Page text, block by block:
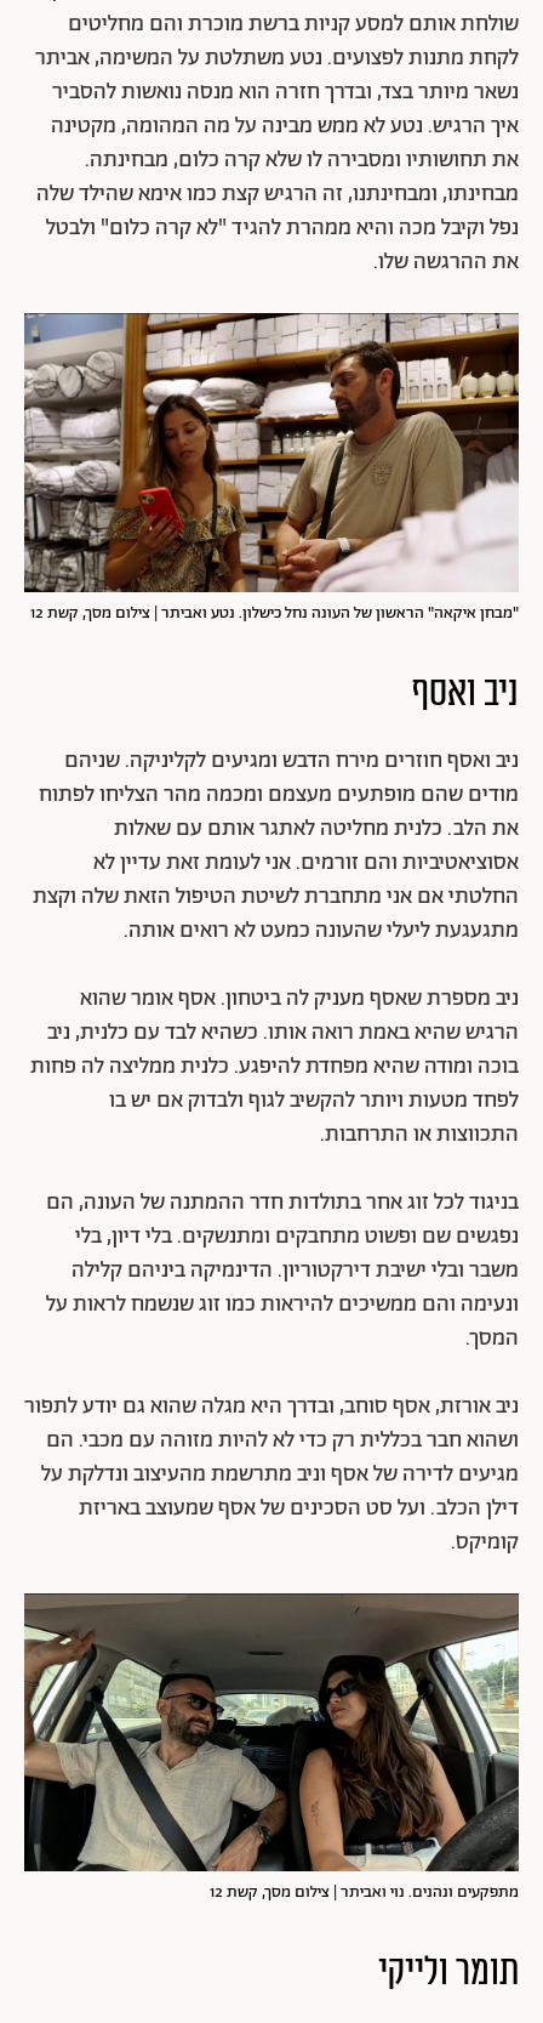
שולחת אותם למסע קניות ברשת מוכרת והם מחליטים
לקחת מתנות לפצועים. נטע משתלטת על המשימה, אביתר
נשאר מיותר בצד, ובדרך חזרה הוא מנסה נואשות להסביר
איך הרגיש. נטע לא ממש מבינה על מה המהומה, מקטינה
את תחושותיו ומסבירה לו שלא קרה כלום, מבחינתה.
מבחינתו, ומבחינתנו, זה הרגיש קצת כמו אימא שהילד שלה
נפל וקיבל מכה והיא ממהרת להגיד "לא קרה כלום" ולבטל
את ההרגשה שלו.
"מבחן איקאה" הראשון של העונה נחל כישלון. נטע ואביתר | צילום מסך, קשת 12
ניב ואסף
ניב ואסף חוזרים מירח הדבש ומגיעים לקליניקה. שניהם
מודים שהם מופתעים מעצמם ומכמה מהר הצליחו לפתוח
את הלב. כלנית מחליטה לאתגר אותם עם שאלות
אסוציאטיביות והם זורמים. אני לעומת זאת עדיין לא
החלטתי אם אני מתחברת לשיטת הטיפול הזאת שלה וקצת
מתגעגעת ליעלי שהעונה כמעט לא רואים אותה.
ניב מספרת שאסף מעניק לה ביטחון. אסף אומר שהוא
הרגיש שהיא באמת רואה אותו. כשהיא לבד עם כלנית, ניב
בוכה ומודה שהיא מפחדת להיפגע. כלנית ממליצה לה פחות
לפחד מטעות ויותר להקשיב לגוף ולבדוק אם יש בו
התכווצות או התרחבות.
בניגוד לכל זוג אחר בתולדות חדר ההמתנה של העונה, הם
נפגשים שם ופשוט מתחבקים ומתנשקים. בלי דיון, בלי
משבר ובלי ישיבת דירקטוריון. הדינמיקה ביניהם קלילה
ונעימה והם ממשיכים להיראות כמו זוג שנשמח לראות על
המסך.
ניב אורזת, אסף סוחב, ובדרך היא מגלה שהוא גם יודע לתפור
ושהוא חבר בכללית רק כדי לא להיות מזוהה עם מכבי. הם
מגיעים לדירה של אסף וניב מתרשמת מהעיצוב ונדלקת על
דילן הכלב. ועל סט הסכינים של אסף שמעוצב באריזת
קומיקס.
מתפקעים ונהנים. נוי ואביתר | צילום מסך, קשת 12
תומר ולייקי